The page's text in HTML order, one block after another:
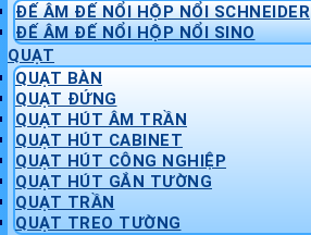
ĐẾ ÂM ĐẾ NỔI HỘP NỔI SCHNEIDER
ĐẾ ÂM ĐẾ NỔI HỘP NỔI SINO
QUẠT
QUẠT BÀN
QUẠT ĐỨNG
QUẠT HÚT ÂM TRẦN
QUẠT HÚT CABINET
QUẠT HÚT CÔNG NGHIỆP
QUẠT HÚT GẮN TƯỜNG
QUẠT TRẦN
QUẠT TREO TƯỜNG